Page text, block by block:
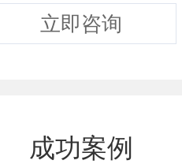
立即咨询
成功案例